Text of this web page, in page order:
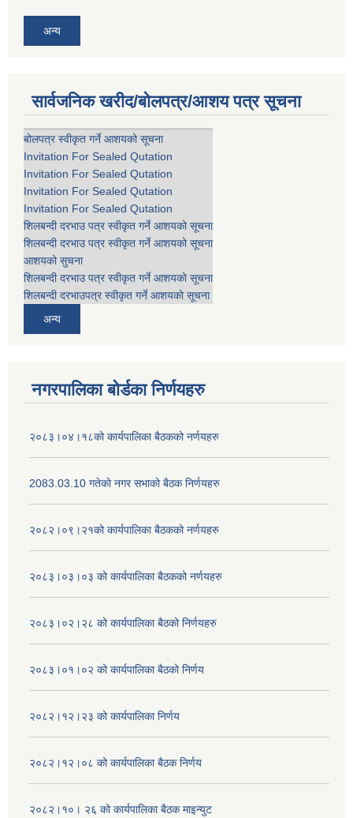
अन्य
सार्वजनिक खरीद/बोलपत्र/आशय पत्र सूचना
बोलपत्र स्वीकृत गर्ने आशयको सूचना
Invitation For Sealed Qutation
Invitation For Sealed Qutation
Invitation For Sealed Qutation
Invitation For Sealed Qutation
शिलबन्दी दरभाउ पत्र स्वीकृत गर्ने आशयको सूचना
शिलबन्दी दरभाउ पत्र स्वीकृत गर्ने आशयको सूचना
आशयको सुचना
शिलबन्दी दरभाउ पत्र स्वीकृत गर्ने आशयको सूचना
शिलबन्दी दरभाउपत्र स्वीकृत गर्ने आशयको सूचना
अन्य
नगरपालिका बोर्डका निर्णयहरु
२०८३।०४।१८को कार्यपालिका बैठकको नर्णयहरु
2083.03.10 गतेको नगर सभाको बैठक निर्णयहरु
२०८२।०९।२१को कार्यपालिका बैठकको नर्णयहरु
२०८३।०३।०३ को कार्यपालिका बैठकको नर्णयहरु
२०८३।०२।२८ को कार्यपालिका बैठको निर्णयहरु
२०८३।०१।०२ को कार्यपालिका बैठको निर्णय
२०८२।१२।२३ को कार्यपालिका निर्णय
२०८२।१२।०८ को कार्यपालिका बैठक निर्णय
२०८२।१०। २६ को कार्यपालिका बैठक माइन्युट